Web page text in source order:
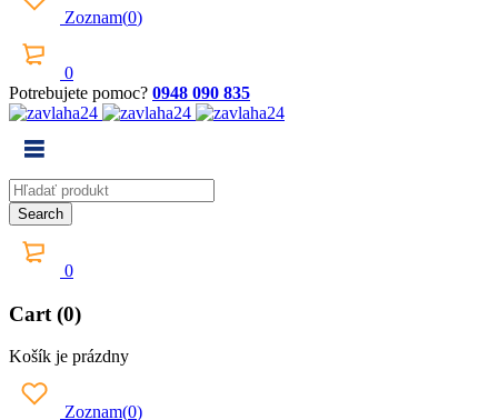
Zoznam(0)
0
Potrebujete pomoc? 0948 090 835
0
Cart (0)
Košík je prázdny
Zoznam(0)